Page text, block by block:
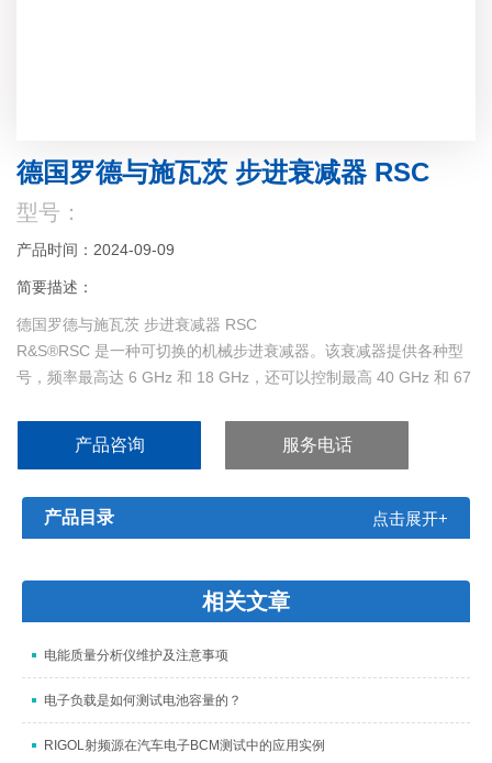
德国罗德与施瓦茨 步进衰减器 RSC
型号：
产品时间：2024-09-09
简要描述：
德国罗德与施瓦茨 步进衰减器 RSC
R&S®RSC 是一种可切换的机械步进衰减器。该衰减器提供各种型
号，频率最高达 6 GHz 和 18 GHz，还可以控制最高 40 GHz 和 67
上提供射频连接器以用于机架安装。基本单元还可以通过 USB 自动
产品咨询 服务电话
产品目录 点击展开+
相关文章
电能质量分析仪维护及注意事项
电子负载是如何测试电池容量的？
RIGOL射频源在汽车电子BCM测试中的应用实例